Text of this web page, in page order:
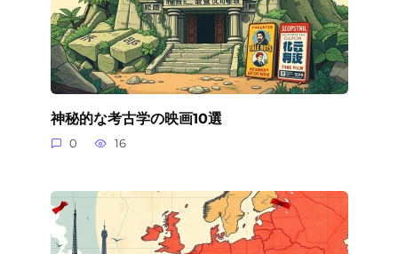
神秘的な考古学の映画10選
0 16